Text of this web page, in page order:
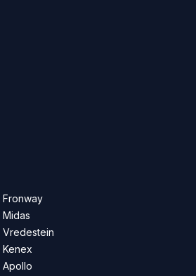
Fronway
Midas
Vredestein
Kenex
Apollo